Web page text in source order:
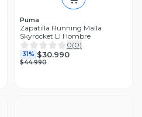
Puma
Zapatilla Running Malla
Skyrocket LI Hombre
0(0)
31% $30.990
$44.990